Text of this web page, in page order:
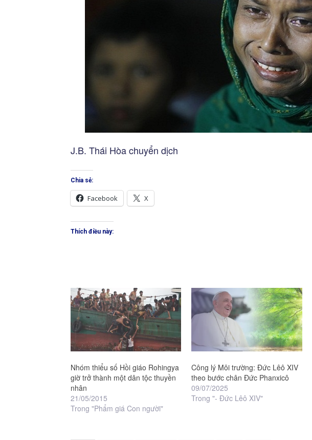
J.B. Thái Hòa chuyển dịch
Chia sẻ:
Facebook X
Thích điều này:
Nhóm thiểu số Hồi giáo Rohingya
giờ trở thành một dân tộc thuyền
nhân
21/05/2015
Trong "Phẩm giá Con người"
Công lý Môi trường: Đức Lêô XIV
theo bước chân Đức Phanxicô
09/07/2025
Trong "- Đức Lêô XIV"